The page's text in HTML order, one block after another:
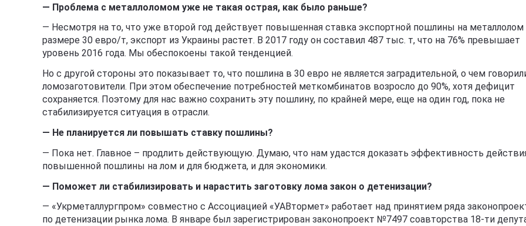
— Проблема с металлоломом уже не такая острая, как было раньше?
— Несмотря на то, что уже второй год действует повышенная ставка экспортной пошлины на металлолом
размере 30 евро/т, экспорт из Украины растет. В 2017 году он составил 487 тыс. т, что на 76% превышает
уровень 2016 года. Мы обеспокоены такой тенденцией.
Но с другой стороны это показывает то, что пошлина в 30 евро не является заградительной, о чем
ломозаготовители. При этом обеспечение потребностей меткомбинатов возросло до 90%, хотя дефицит
сохраняется. Поэтому для нас важно сохранить эту пошлину, по крайней мере, еще на один год, пока не
стабилизируется ситуация в отрасли.
— Не планируется ли повышать ставку пошлины?
— Пока нет. Главное – продлить действующую. Думаю, что нам удастся доказать эффективность
повышенной пошлины на лом и для бюджета, и для экономики.
— Поможет ли стабилизировать и нарастить заготовку лома закон о детенизации?
— «Укрметаллургпром» совместно с Ассоциацией «УАВтормет» работает над принятием ряда
по детенизации рынка лома. В январе был зарегистрирован законопроект №7497 соавторства 18-ти